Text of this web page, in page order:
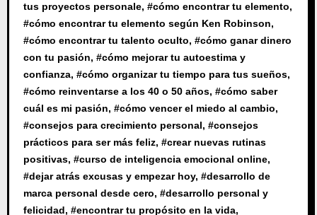
tus proyectos personale, #cómo encontrar tu elemento,
#cómo encontrar tu elemento según Ken Robinson,
#cómo encontrar tu talento oculto, #cómo ganar dinero
con tu pasión, #cómo mejorar tu autoestima y
confianza, #cómo organizar tu tiempo para tus sueños,
#cómo reinventarse a los 40 o 50 años, #cómo saber
cuál es mi pasión, #cómo vencer el miedo al cambio,
#consejos para crecimiento personal, #consejos
prácticos para ser más feliz, #crear nuevas rutinas
positivas, #curso de inteligencia emocional online,
#dejar atrás excusas y empezar hoy, #desarrollo de
marca personal desde cero, #desarrollo personal y
felicidad, #encontrar tu propósito en la vida,